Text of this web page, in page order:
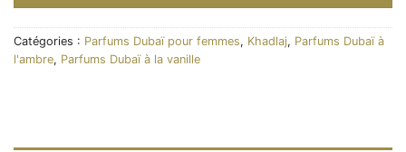
Catégories : Parfums Dubaï pour femmes, Khadlaj, Parfums Dubaï à
l'ambre, Parfums Dubaï à la vanille